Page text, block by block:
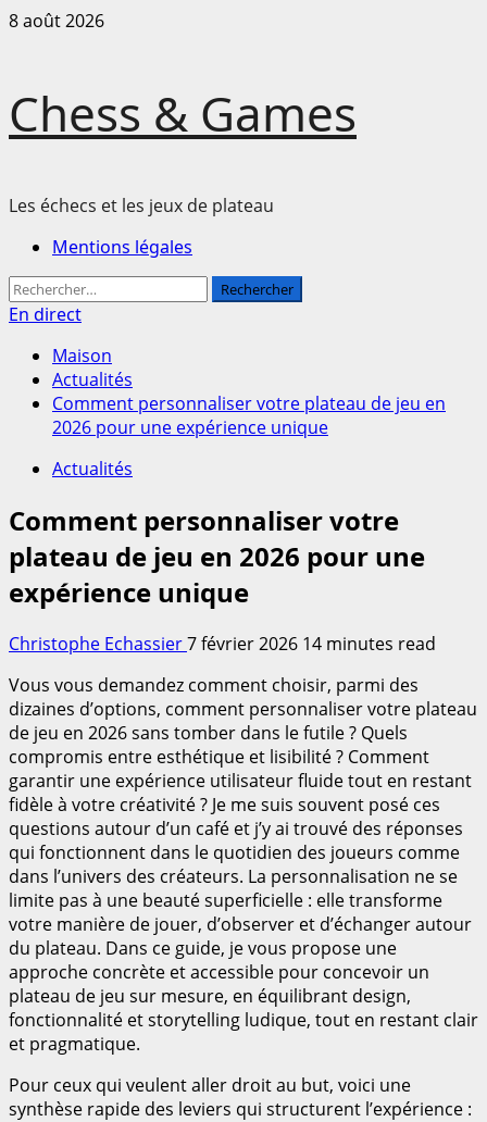
Passer
8 août 2026
Chess & Games
Les échecs et les jeux de plateau
MenuMentions légales
Rechercher :
En direct
Maison
Actualités
Comment personnaliser votre plateau de jeu en
2026 pour une expérience unique
Actualités
Comment personnaliser votre
plateau de jeu en 2026 pour une
expérience unique
Christophe Echassier7 février 2026 14 minutes read
Vous vous demandez comment choisir, parmi des
dizaines d’options, comment personnaliser votre plateau
de jeu en 2026 sans tomber dans le futile ? Quels
compromis entre esthétique et lisibilité ? Comment
garantir une expérience utilisateur fluide tout en restant
fidèle à votre créativité ? Je me suis souvent posé ces
questions autour d’un café et j’y ai trouvé des réponses
qui fonctionnent dans le quotidien des joueurs comme
dans l’univers des créateurs. La personnalisation ne se
limite pas à une beauté superficielle : elle transforme
votre manière de jouer, d’observer et d’échanger autour
du plateau. Dans ce guide, je vous propose une
approche concrète et accessible pour concevoir un
plateau de jeu sur mesure, en équilibrant design,
fonctionnalité et storytelling ludique, tout en restant clair
et pragmatique.
Pour ceux qui veulent aller droit au but, voici une
synthèse rapide des leviers qui structurent l’expérience :